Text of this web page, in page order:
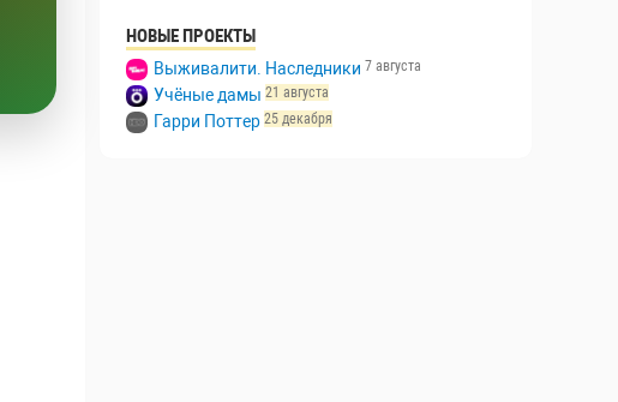
НОВЫЕ ПРОЕКТЫ
Выживалити. Наследники